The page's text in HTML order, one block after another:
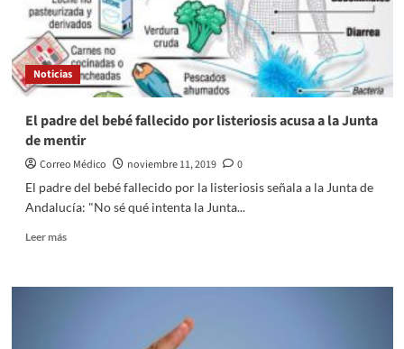
la
Economía
de
la
Salud
(AES)
Noticias
El padre del bebé fallecido por listeriosis acusa a la Junta
de mentir
Correo Médico noviembre 11, 2019
0
El padre del bebé fallecido por la listeriosis señala a la Junta de
Andalucía: "No sé qué intenta la Junta...
Leer másLeer
El